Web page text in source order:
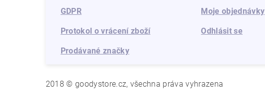
GDPR
Protokol o vrácení zboží
Prodávané značky
Moje objednávky
Odhlásit se
2018 © goodystore.cz, všechna práva vyhrazena